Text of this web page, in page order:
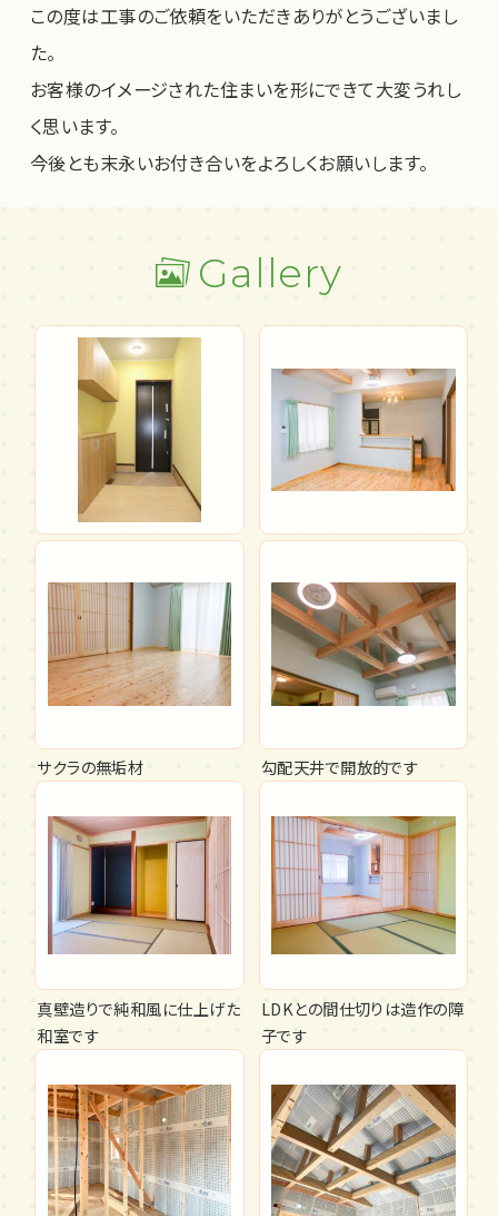
この度は工事のご依頼をいただきありがとうございまし
た。
お客様のイメージされた住まいを形にできて大変うれし
く思います。
今後とも末永いお付き合いをよろしくお願いします。
Gallery
サクラの無垢材 勾配天井で開放的です
真壁造りで純和風に仕上げた
和室です
LDKとの間仕切りは造作の障
子です